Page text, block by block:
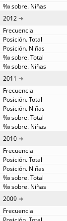
2012
2011
2010
2009